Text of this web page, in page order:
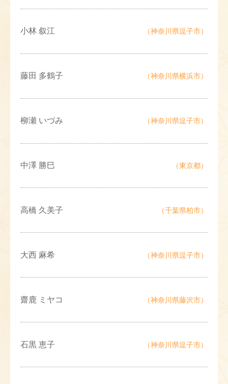
小林 叙江 （神奈川県逗子市）
藤田 多鶴子 （神奈川県横浜市）
柳瀬 いづみ （神奈川県逗子市）
中澤 勝巳 （東京都）
高橋 久美子 （千葉県柏市）
大西 麻希 （神奈川県逗子市）
齋鹿 ミヤコ （神奈川県藤沢市）
石黒 恵子 （神奈川県逗子市）